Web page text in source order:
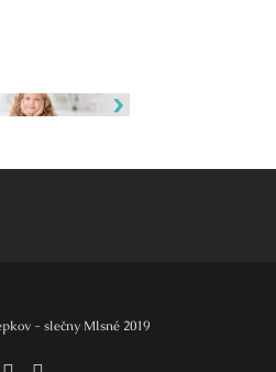
- slečny Mlsné 2019